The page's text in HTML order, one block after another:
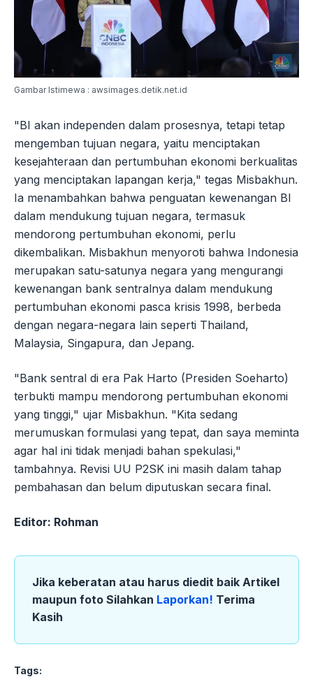
Gambar Istimewa : awsimages.detik.net.id
"BI akan independen dalam prosesnya, tetapi tetap
mengemban tujuan negara, yaitu menciptakan
kesejahteraan dan pertumbuhan ekonomi berkualitas
yang menciptakan lapangan kerja," tegas Misbakhun.
Ia menambahkan bahwa penguatan kewenangan BI
dalam mendukung tujuan negara, termasuk
mendorong pertumbuhan ekonomi, perlu
dikembalikan. Misbakhun menyoroti bahwa Indonesia
merupakan satu-satunya negara yang mengurangi
kewenangan bank sentralnya dalam mendukung
pertumbuhan ekonomi pasca krisis 1998, berbeda
dengan negara-negara lain seperti Thailand,
Malaysia, Singapura, dan Jepang.
"Bank sentral di era Pak Harto (Presiden Soeharto)
terbukti mampu mendorong pertumbuhan ekonomi
yang tinggi," ujar Misbakhun. "Kita sedang
merumuskan formulasi yang tepat, dan saya meminta
agar hal ini tidak menjadi bahan spekulasi,"
tambahnya. Revisi UU P2SK ini masih dalam tahap
pembahasan dan belum diputuskan secara final.
Editor: Rohman
Jika keberatan atau harus diedit baik Artikel
maupun foto Silahkan Laporkan! Terima
Kasih
Tags: